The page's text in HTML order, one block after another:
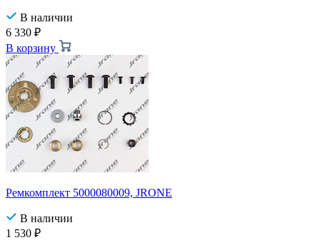
В наличии
6 330 ₽
В корзину
Ремкомплект 5000080009, JRONE
В наличии
1 530 ₽